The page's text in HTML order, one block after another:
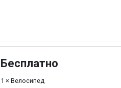
Бесплатно
1 × Велосипед